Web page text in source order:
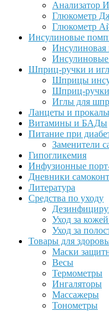
Анализатор
Глюкометр
Глюкометр
Инсулиновые
Шприц-ручки и
Шприцы
Шприц-ручки
Иглы для
Ланцеты и
Витамины и БАДы
Питание при
Заменители
Гипогликемия
Инфузионные
Дневники
Литература
Средства по уходу
Уход за
Уход за
Товары для
Маски
Весы
Термометры
Ингаляторы
Массажеры
Тонометры